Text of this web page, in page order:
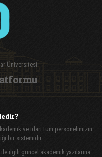
Üniversitesi
ve idari tüm personelimizin
bir sistemidir.
ilgili güncel akademik yazılarına